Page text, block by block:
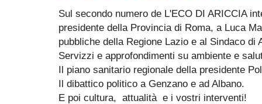
Sul secondo numero de L'ECO DI ARICCIA
presidente della Provincia di Roma, a Luca
pubbliche della Regione Lazio e al Sindaco di
Servizzi e approfondimenti su ambiente e
Il piano sanitario regionale della presidente
Il dibattico politico a Genzano e ad Albano.
E poi cultura, attualità e i vostri interventi!